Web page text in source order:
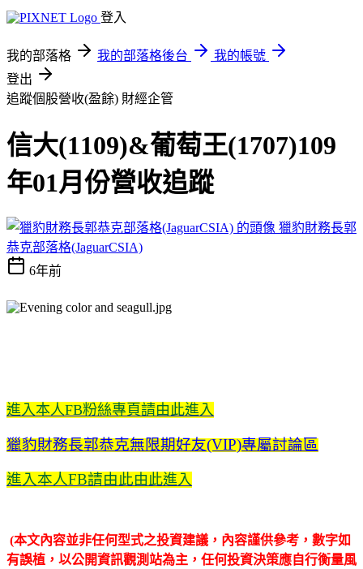
登入
我的部落格 我的部落格後台
我的帳號
登出
追蹤個股營收(盈餘) 財經企管
信大(1109)&葡萄王(1707)109
年01月份營收追蹤
獵豹財務長郭
恭克部落格(JaguarCSIA)
6年前
進入本人FB粉絲專頁請由此進入
獵豹財務長郭恭克無限期好友(VIP)專屬討論區
進入本人FB請由此由此進入
(本文內容並非任何型式之投資建議，內容謹供參考，數字如
有誤植，以公開資訊觀測站為主，任何投資決策應自行衡量風